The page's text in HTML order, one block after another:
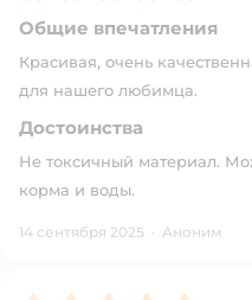
Общие впечатления
Красивая, очень
для нашего любимца.
Достоинства
Не токсичный материал.
корма и воды.
14 сентября 2025 · Аноним